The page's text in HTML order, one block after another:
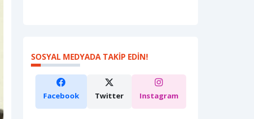
SOSYAL MEDYADA TAKIP EDIN!
Facebook Twitter Instagram